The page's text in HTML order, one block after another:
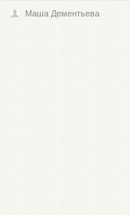
Маша Дементьева